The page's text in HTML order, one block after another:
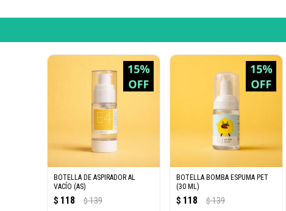
BOTELLA DE ASPIRADOR AL
VACÍO (AS)
$ 118 $ 139
BOTELLA BOMBA ESPUMA PET
(30 ML)
$ 118 $ 139